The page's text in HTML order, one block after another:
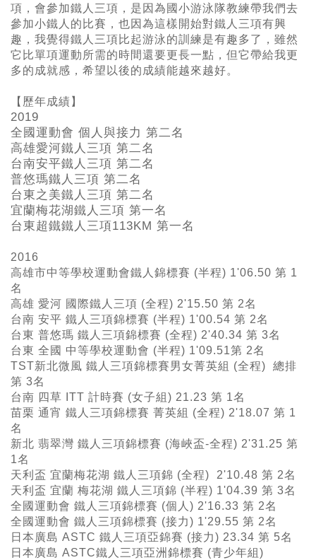
項，會參加鐵人三項，是因為國小游泳隊教練帶我們去
參加小鐵人的比賽，也因為這樣開始對鐵人三項有興
趣，我覺得鐵人三項比起游泳的訓練是有趣多了，雖然
它比單項運動所需的時間還要更長一點，但它帶給我更
多的成就感，希望以後的成績能越來越好。
【歷年成績】
2019
全國運動會 個人與接力 第二名
高雄愛河鐵人三項 第二名
台南安平鐵人三項 第二名
普悠瑪鐵人三項 第二名
台東之美鐵人三項 第二名
宜蘭梅花湖鐵人三項 第一名
台東超鐵鐵人三項113KM 第一名
2016
高雄市中等學校運動會鐵人錦標賽 (半程) 1'06.50 第 1
名
高雄 愛河 國際鐵人三項 (全程) 2'15.50 第 2名
台南 安平 鐵人三項錦標賽 (半程) 1'00.54 第 2名
台東 普悠瑪 鐵人三項錦標賽 (全程) 2'40.34 第 3名
台東 全國 中等學校運動會 (半程) 1'09.51第 2名
TST新北微風 鐵人三項錦標賽男女菁英組 (全程) 總排
第 3名
台南 四草 ITT 計時賽 (女子組) 21.23 第 1名
苗栗 通宵 鐵人三項錦標賽 菁英組 (全程) 2'18.07 第 1
名
新北 翡翠灣 鐵人三項錦標賽 (海峽盃-全程) 2'31.25 第
1名
天利盃 宜蘭梅花湖 鐵人三項錦 (全程) 2'10.48 第 2名
天利盃 宜蘭 梅花湖 鐵人三項錦 (半程) 1'04.39 第 3名
全國運動會 鐵人三項錦標賽 (個人) 2'16.33 第 2名
全國運動會 鐵人三項錦標賽 (接力) 1'29.55 第 2名
日本廣島 ASTC 鐵人三項亞錦賽 (接力) 23.34 第 5名
日本廣島 ASTC鐵人三項亞洲錦標賽 (青少年組)